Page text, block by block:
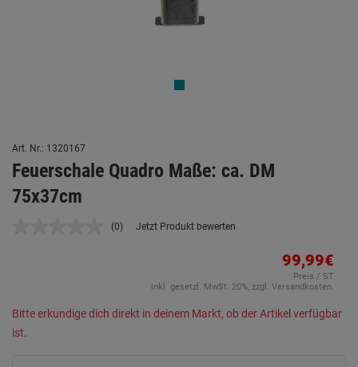
Art. Nr.: 1320167
Feuerschale Quadro Maße: ca. DM
75x37cm
Kein
derselben
(0) Jetzt Produkt bewerten
99,99€
Preis / ST
inkl. gesetzl. MwSt. 20%, zzgl. Versandkosten.
Bitte erkundige dich direkt in deinem Markt, ob der Artikel verfügbar
ist.